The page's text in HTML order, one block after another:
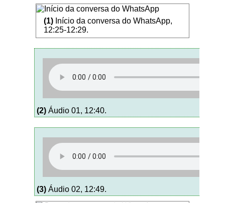
(1)Início da conversa do WhatsApp,
12:25-12:29.
(2)Áudio 01, 12:40.
(3)Áudio 02, 12:49.